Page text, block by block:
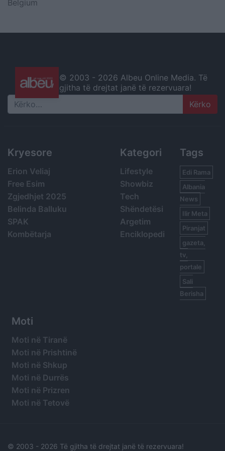
Belgium
© 2003 - 2026 Albeu Online Media. Të
gjitha të drejtat janë të rezervuara!
Search
Kryesore
Erion Veliaj
Free Esim
Zgjedhjet 2025
Belinda Balluku
SPAK
Kombëtarja
Kategori
Lifestyle
Showbiz
Tech
Shëndetësi
Argetim
Enciklopedi
Tags
Edi Rama
Albania
News
Ilir Meta
Piranjat
gazeta,
tv,
portale
Sali
Berisha
Moti
Moti në Tiranë
Moti në Prishtinë
Moti në Shkup
Moti në Durrës
Moti në Prizren
Moti në Tetovë
© 2003 - 2026 Të gjitha të drejtat janë të rezervuara!